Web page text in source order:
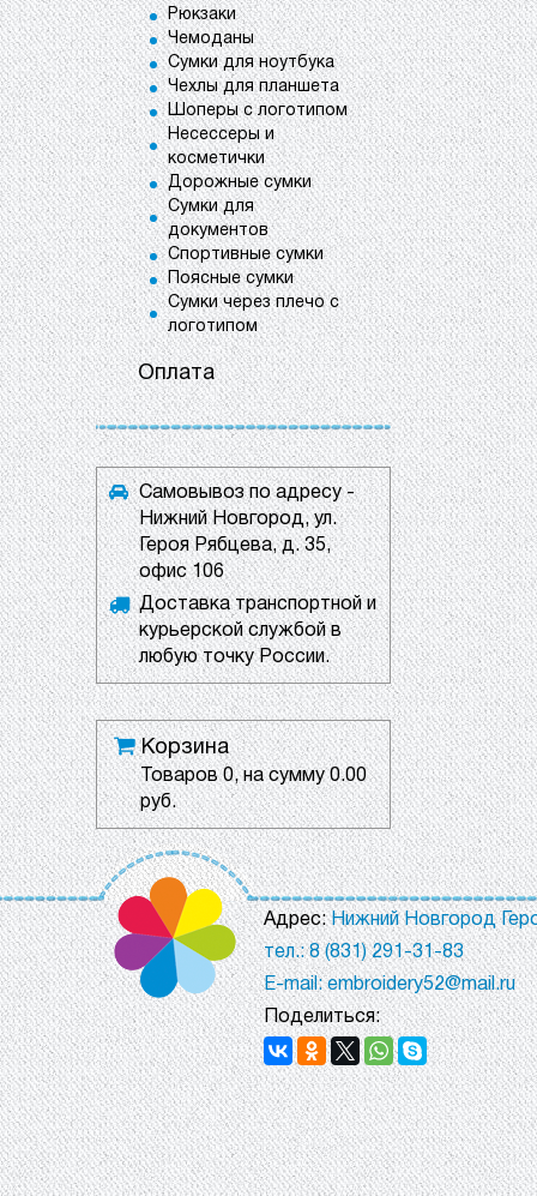
Рюкзаки
Чемоданы
Сумки для ноутбука
Чехлы для планшета
Шоперы с логотипом
Несессеры и
косметички
Дорожные сумки
Сумки для
документов
Спортивные сумки
Поясные сумки
Сумки через плечо с
логотипом
Оплата
Самовывоз по адресу -
Нижний Новгород, ул.
Героя Рябцева, д. 35,
офис 106
Доставка транспортной и
курьерской службой в
любую точку России.
Корзина
Товаров0, на сумму0.00
руб.
Адрес:Нижний Новгород
тел.: 8 (831) 291-31-83
E-mail: embroidery52@mail.ru
Поделиться: